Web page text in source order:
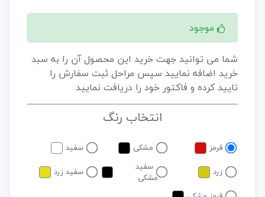
موجود
شما می توانید جهت خرید این محصول آن را به سبد
خرید اضافه نمایید سپس مراحل ثبت سفارش را
تایید کرده و فاکتور خود را دریافت نمایید
انتخاب رنگ
قرمز مشکی
سفید
زرد
سفید
مشکی
سفید زرد